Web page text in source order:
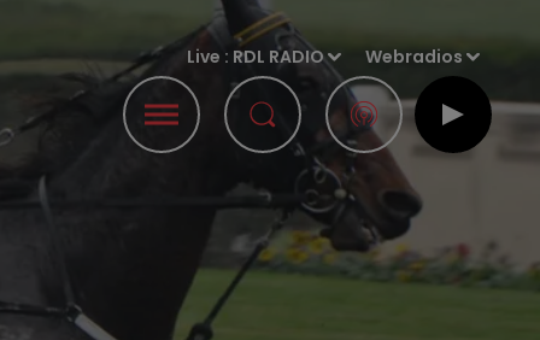
Live : RDL RADIO Webradios